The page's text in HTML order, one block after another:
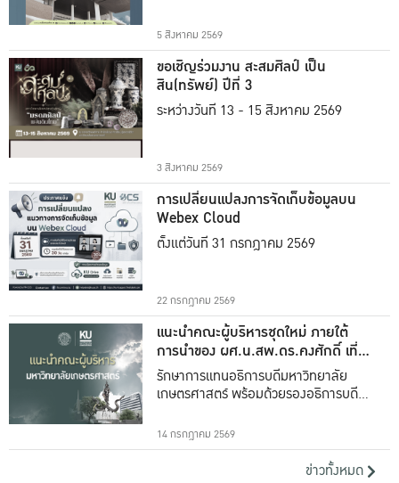
5 สิงหาคม 2569
ขอเชิญร่วมงาน สะสมศิลป์ เป็น
สิน(ทรัพย์) ปีที่ 3
ระหว่างวันที่ 13 - 15 สิงหาคม 2569
3 สิงหาคม 2569
การเปลี่ยนแปลงการจัดเก็บข้อมูลบน
Webex Cloud
ตั้งแต่วันที่ 31 กรกฎาคม 2569
22 กรกฎาคม 2569
แนะนำคณะผู้บริหารชุดใหม่ ภายใต้
การนำของ ผศ.น.สพ.ดร.คงศักดิ์ เที่ยง
ธรรม
รักษาการแทนอธิการบดีมหาวิทยาลัย
เกษตรศาสตร์ พร้อมด้วยรองอธิการบดีทั้ง
14 กรกฎาคม 2569
ข่าวทั้งหมด